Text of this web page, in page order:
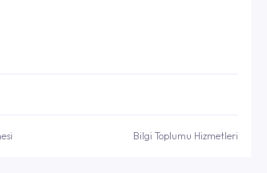
Bilgi Toplumu Hizmetleri